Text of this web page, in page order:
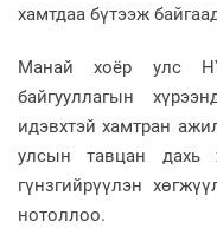
хамтдаа бүтээж
Манай хоёр улс
байгууллагын
идэвхтэй хамтран
улсын тавцан дахь
гүнзгийрүүлэн
нотоллоо.